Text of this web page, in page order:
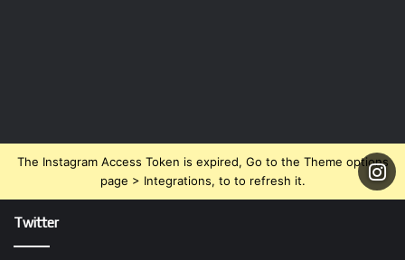
The Instagram Access Token is expired, Go to the Theme options
page > Integrations, to to refresh it.
Twitter